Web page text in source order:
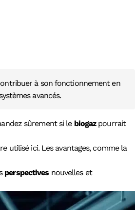
à son fonctionnement en
avancés.
sûrement si le biogazpourrait
utilisé ici. Les avantages, comme la
perspectives nouvelles et